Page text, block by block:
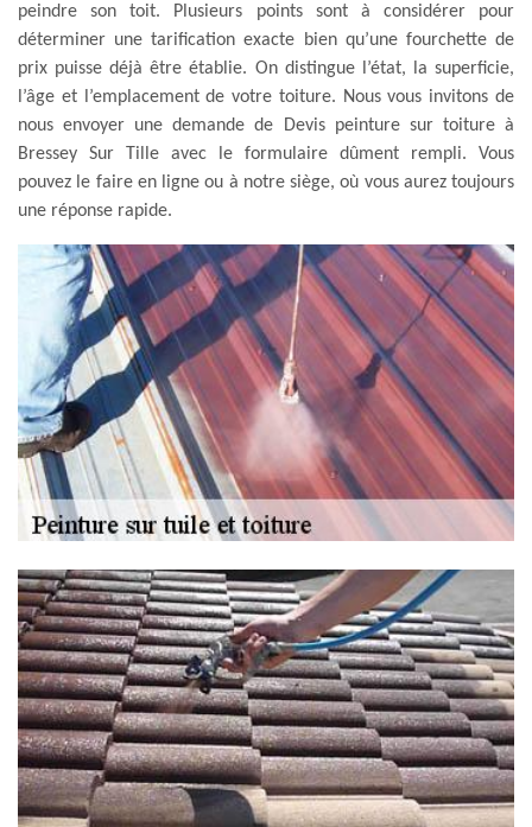
peindre son toit. Plusieurs points sont à considérer pour
déterminer une tarification exacte bien qu’une fourchette de
prix puisse déjà être établie. On distingue l’état, la superficie,
l’âge et l’emplacement de votre toiture. Nous vous invitons de
nous envoyer une demande de Devis peinture sur toiture à
Bressey Sur Tille avec le formulaire dûment rempli. Vous
pouvez le faire en ligne ou à notre siège, où vous aurez toujours
une réponse rapide.